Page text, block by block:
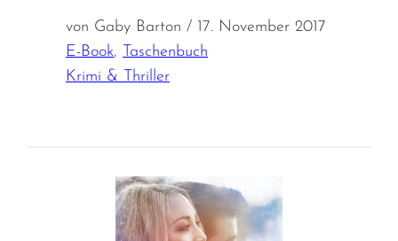
von Gaby Barton / 17. November 2017
E-Book,
Taschenbuch
Krimi & Thriller